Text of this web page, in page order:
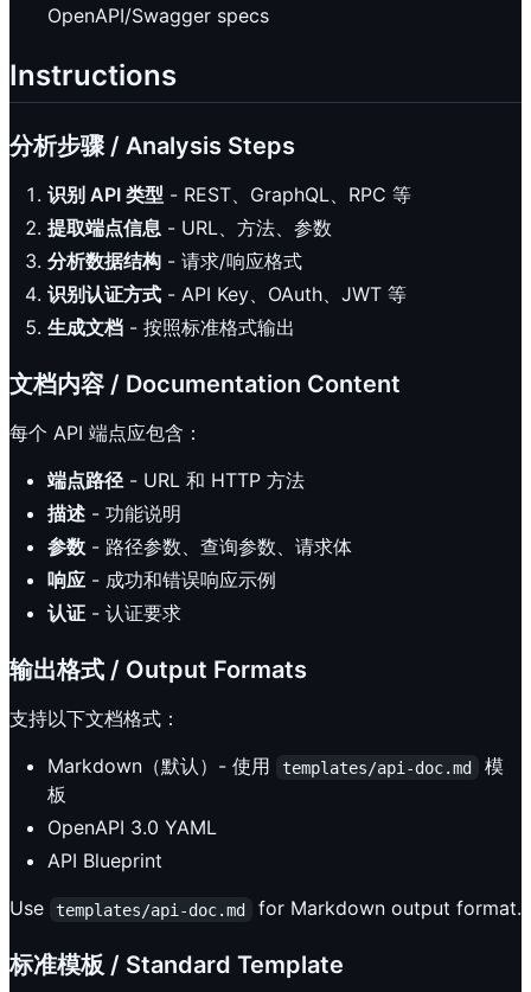
OpenAPI/Swagger specs
Instructions
分析步骤 / Analysis Steps
识别 API 类型 - REST、GraphQL、RPC 等
提取端点信息 - URL、方法、参数
分析数据结构 - 请求/响应格式
识别认证方式 - API Key、OAuth、JWT 等
生成文档 - 按照标准格式输出
文档内容 / Documentation Content
每个 API 端点应包含：
端点路径- URL 和 HTTP 方法
描述 - 功能说明
参数 - 路径参数、查询参数、请求体
响应 - 成功和错误响应示例
认证 - 认证要求
输出格式 / Output Formats
支持以下文档格式：
Markdown（默认）- 使用
templates/api-doc.md
模
板
OpenAPI 3.0 YAML
API Blueprint
Use
templates/api-doc.md for Markdown output format.
标准模板 / Standard Template